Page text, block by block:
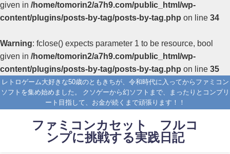
given in /home/tomorin2/a7h9.com/public_html/wp-
content/plugins/posts-by-tag/posts-by-tag.php on line 34
Warning: fclose() expects parameter 1 to be resource, bool
given in /home/tomorin2/a7h9.com/public_html/wp-
content/plugins/posts-by-tag/posts-by-tag.php on line 35
レトロゲーム大好きな50歳のともきちが、令和時代に入ってからファミコン
ソフトを集め始めました。 クソゲーから幻ソフトまで、まったりとコンプリ
ート目指して、お金が続くまで頑張ります！！
ファミコンカセット フルコ
ンプに挑戦する実践日記